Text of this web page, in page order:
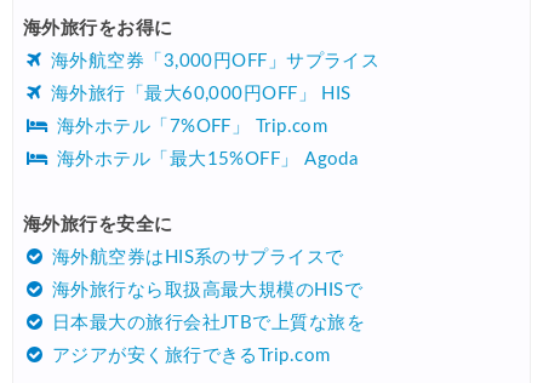
海外旅行をお得に
海外航空券「3,000円OFF」サプライス
海外旅行「最大60,000円OFF」 HIS
海外ホテル「7%OFF」 Trip.com
海外ホテル「最大15%OFF」 Agoda
海外旅行を安全に
海外航空券はHIS系のサプライスで
海外旅行なら取扱高最大規模のHISで
日本最大の旅行会社JTBで上質な旅を
アジアが安く旅行できるTrip.com